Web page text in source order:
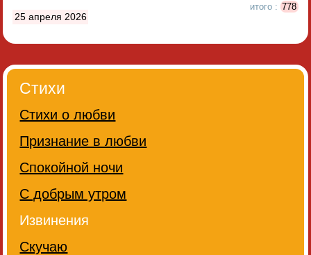
итого : 778
25 апреля 2026
Стихи
Стихи о любви
Признание в любви
Спокойной ночи
С добрым утром
Извинения
Скучаю